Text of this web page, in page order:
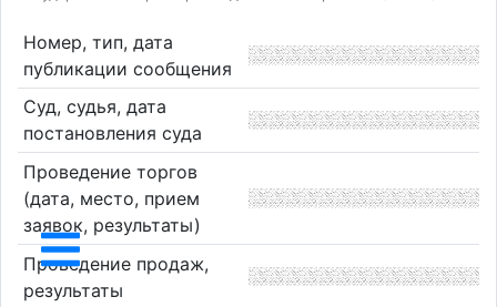
Номер, тип, дата
публикации сообщения
Суд, судья, дата
постановления суда
Проведение торгов
(дата, место, прием
заявок, результаты)
Проведение продаж,
результаты